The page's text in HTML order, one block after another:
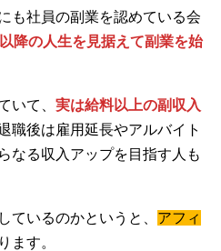
も社員の副業を認めている会
降の人生を見据えて副業を始
いて、 実は給料以上の副収入
職後は雇用延長やアルバイト
なる収入アップを目指す人も
ているのかというと、 アフィ
ます。